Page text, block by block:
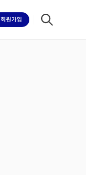
회원가입